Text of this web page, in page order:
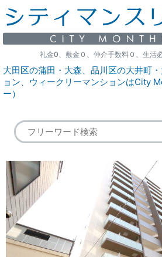
礼金0、敷金０、仲介手数料０、生活
大田区の蒲田・大森、品川区の大井町
ョン、ウィークリーマンションはCity
ー）